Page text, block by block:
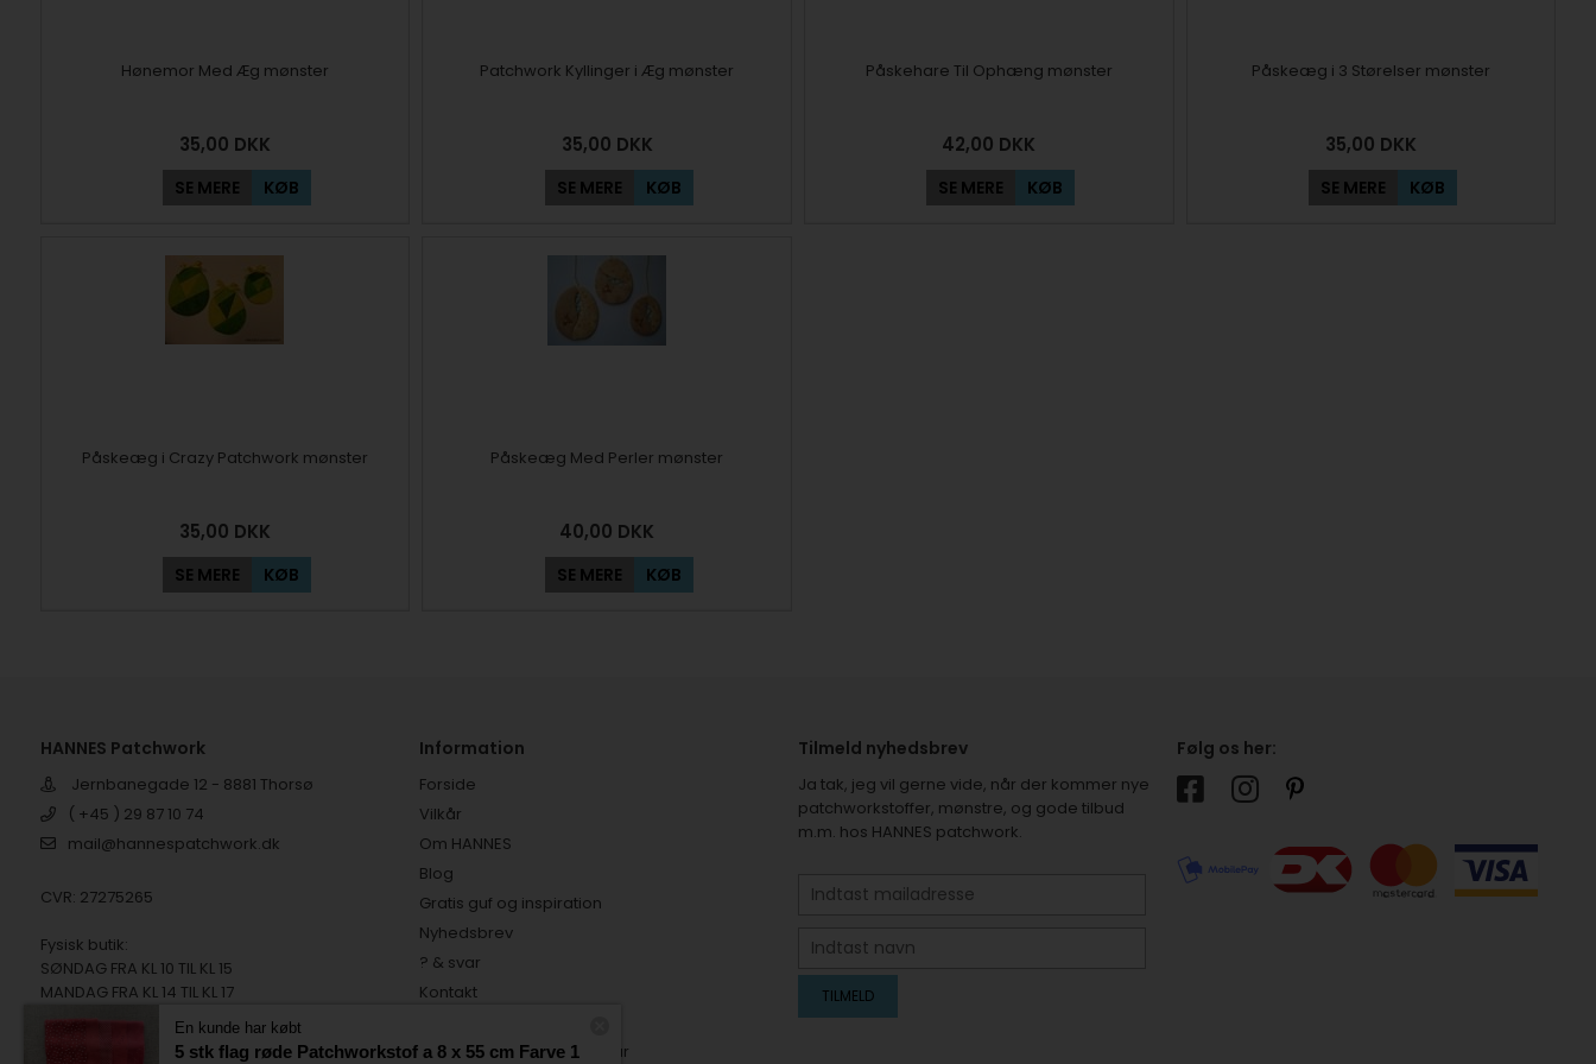
Hønemor Med Æg mønster
35,00 DKK
SE MERE KØB
Patchwork Kyllinger i Æg mønster
35,00 DKK
SE MERE KØB
Påskehare Til Ophæng mønster
42,00 DKK
SE MERE KØB
Påskeæg i 3 Størelser mønster
35,00 DKK
SE MERE KØB
Påskeæg i Crazy Patchwork mønster
35,00 DKK
SE MERE KØB
Påskeæg Med Perler mønster
40,00 DKK
SE MERE KØB
HANNES Patchwork
Jernbanegade 12 - 8881 Thorsø
( +45 ) 29 87 10 74
mail@hannespatchwork.dk
CVR: 27275265
Fysisk butik:
SØNDAG FRA KL 10 TIL KL 15
MANDAG FRA KL 14 TIL KL 17
TIRSDAG FRA KL 10 TIL KL 15
Information
Forside
Vilkår
Om HANNES
Blog
Gratis guf og inspiration
Nyhedsbrev
? & svar
Kontakt
Digital fortrydelsesformular
Tilmeld nyhedsbrev
Ja tak, jeg vil gerne vide, når der kommer nye
patchworkstoffer, mønstre, og gode tilbud
m.m. hos HANNES patchwork.
Følg os her:
En kunde har købt
5 stk flag røde Patchworkstof a 8 x 55 cm Farve 1